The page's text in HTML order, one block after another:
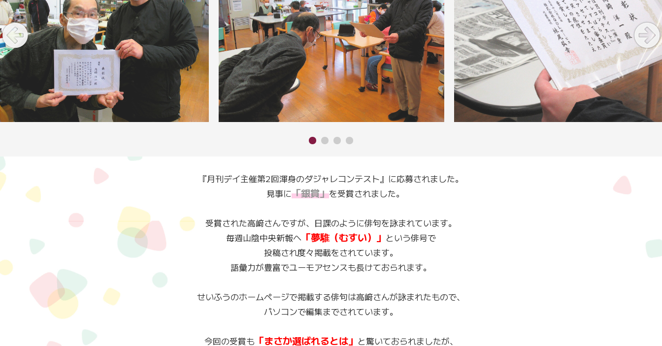
『月刊デイ主催第2回渾身のダジャレコンテスト』に応募されました。
見事に「銀賞」を受賞されました。
受賞された高﨑さんですが、日課のように俳句を詠まれています。
毎週山陰中央新報へ 「夢騅（むすい）」 という俳号で
投稿され度々掲載をされています。
語彙力が豊富でユーモアセンスも長けておられます。
せいふうのホームページで掲載する俳句は高﨑さんが詠まれたもので、
パソコンで編集までされています。
今回の受賞も 「まさか選ばれるとは」 と驚いておられましたが、